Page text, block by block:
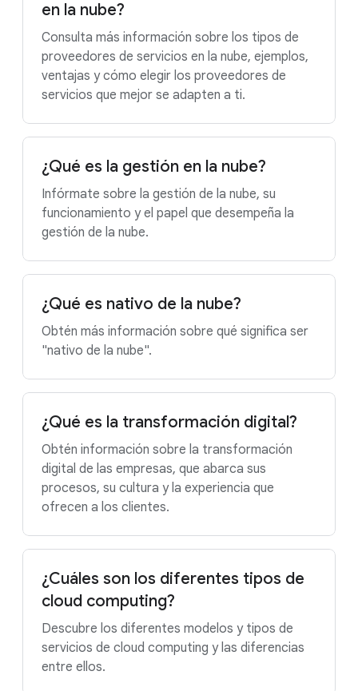
en la nube?
Consulta más información sobre los tipos de
proveedores de servicios en la nube, ejemplos,
ventajas y cómo elegir los proveedores de
servicios que mejor se adapten a ti.
¿Qué es la gestión en la nube?
Infórmate sobre la gestión de la nube, su
funcionamiento y el papel que desempeña la
gestión de la nube.
¿Qué es nativo de la nube?
Obtén más información sobre qué significa ser
"nativo de la nube".
¿Qué es la transformación digital?
Obtén información sobre la transformación
digital de las empresas, que abarca sus
procesos, su cultura y la experiencia que
ofrecen a los clientes.
¿Cuáles son los diferentes tipos de
cloud computing?
Descubre los diferentes modelos y tipos de
servicios de cloud computing y las diferencias
entre ellos.